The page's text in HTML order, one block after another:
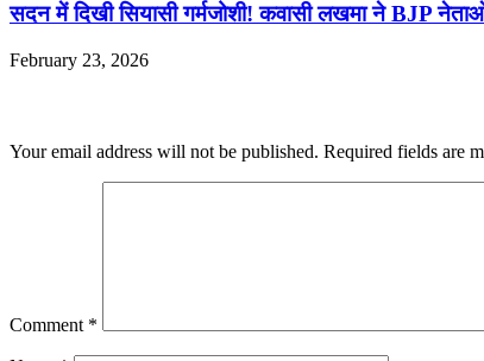
सदन में दिखी सियासी गर्मजोशी! कवासी लखमा ने BJP
February 23, 2026
Your email address will not be published. Required fields are
Comment *